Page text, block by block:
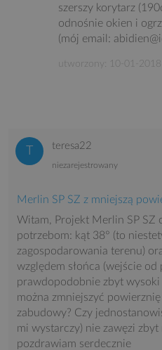
szerszy korytarz
odnośnie okien i
(mój email:
utworzony: 10-01-2018
teresa22
niezarejestrowany
Merlin SP SZ z mniejszą
Witam, Projekt Merlin SP SZ
potrzebom: kąt 38° (to
zagospodarowania terenu)
względem słońca (wejście
prawdopodobnie zbyt
można zmniejszyć
zabudowy? Czy
mi wystarczy) nie zawęzi
pozdrawiam serdecznie